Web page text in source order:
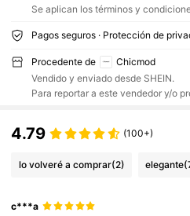
Se aplican los términos y
Pagos seguros · Protección de
Procedente de
Chicmod
Vendido y enviado desde SHEIN.
Para reportar a este vendedor y/o
4.79 (100+)
lo volveré a comprar(2) elegante
c***a